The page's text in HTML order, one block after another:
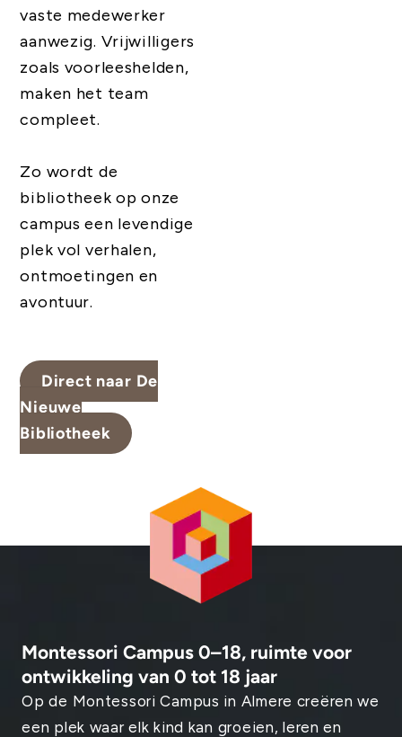
vaste medewerker
aanwezig. Vrijwilligers
zoals voorleeshelden,
maken het team
compleet.
Zo wordt de
bibliotheek op onze
campus een levendige
plek vol verhalen,
ontmoetingen en
avontuur.
Direct naar De
Nieuwe
Bibliotheek
Montessori Campus 0–18, ruimte voor
ontwikkeling van 0 tot 18 jaar
Op de Montessori Campus in Almere creëren we
een plek waar elk kind kan groeien, leren en